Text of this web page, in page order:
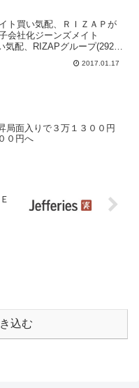
ト買い気配、ＲＩＺＡＰが
会社化ジーンズメイト
気配、RIZAPグループ(2928)
社化すると発表した。ジー
賛同の意見を表明してい
2017.01.17
局面入りで３万１３００円
０円へ
込む